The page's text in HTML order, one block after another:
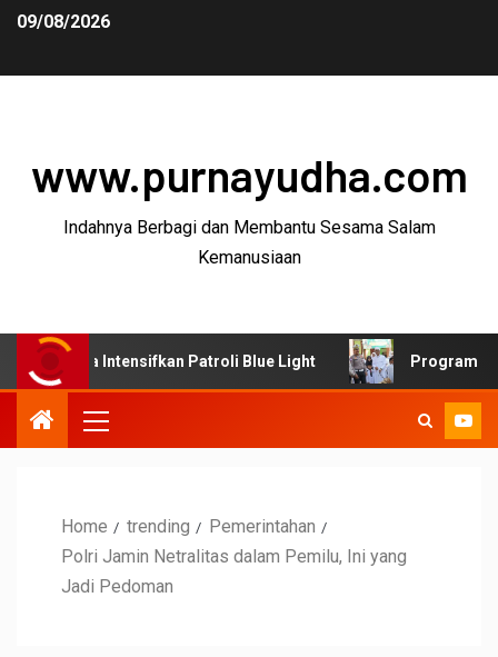
09/08/2026
www.purnayudha.com
Indahnya Berbagi dan Membantu Sesama Salam
Kemanusiaan
Intensifkan Patroli Blue Light Program SUJUD
Home trending
Pemerintahan
Polri Jamin Netralitas dalam Pemilu, Ini yang
Jadi Pedoman